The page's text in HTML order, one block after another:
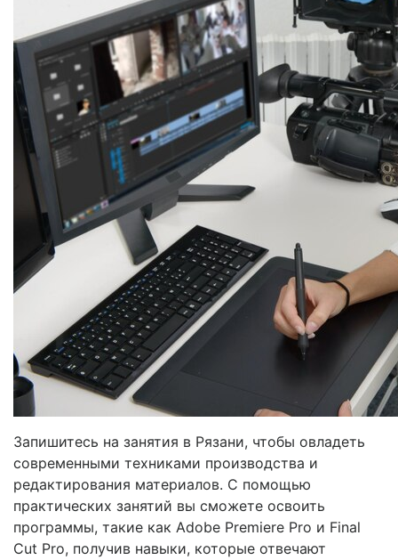
Запишитесь на занятия в Рязани, чтобы овладеть
современными техниками производства и
редактирования материалов. С помощью
практических занятий вы сможете освоить
программы, такие как Adobe Premiere Pro и Final
Cut Pro, получив навыки, которые отвечают